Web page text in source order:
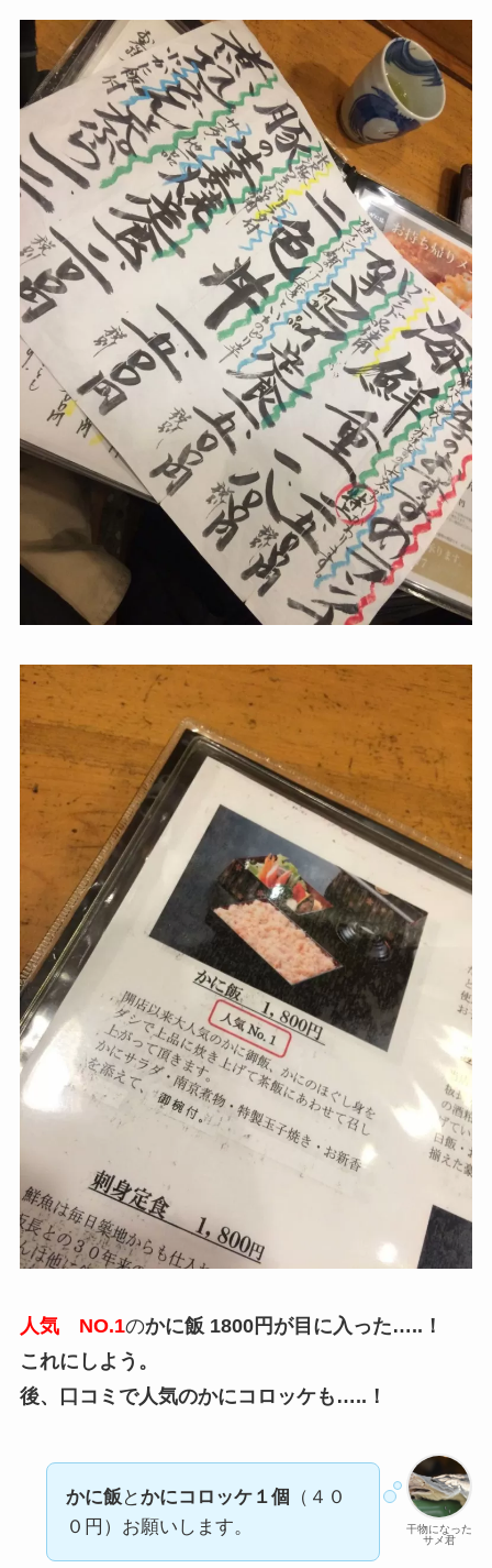
人気 NO.1のかに飯 1800円が目に入った…..！
これにしよう。
後、口コミで人気のかにコロッケも…..！
干物になった
サメ君
かに飯とかにコロッケ１個
（４０
０円）お願いします。